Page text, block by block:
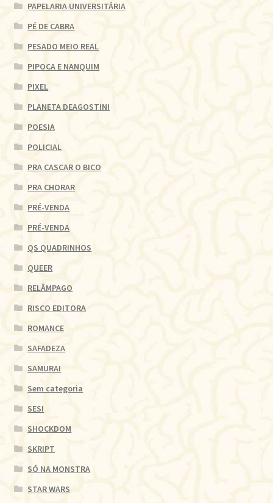
PAPELARIA UNIVERSITÁRIA
PÉ DE CABRA
PESADO MEIO REAL
PIPOCA E NANQUIM
PIXEL
PLANETA DEAGOSTINI
POESIA
POLICIAL
PRA CASCAR O BICO
PRA CHORAR
PRÉ-VENDA
PRÉ-VENDA
QS QUADRINHOS
QUEER
RELÂMPAGO
RISCO EDITORA
ROMANCE
SAFADEZA
SAMURAI
Sem categoria
SESI
SHOCKDOM
SKRIPT
SÓ NA MONSTRA
STAR WARS